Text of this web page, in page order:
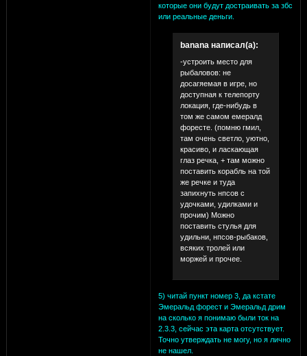
которые они будут достраивать за збс
или реальные деньги.
banana написал(а):
-устроить место для
рыбаловов: не
досагяемая в игре, но
доступная к телепорту
локация, где-нибудь в
том же самом емералд
форесте. (помню гмил,
там очень светло, уютно,
красиво, и ласкающая
глаз речка, + там можно
поставить корабль на той
же речке и туда
запихнуть нпсов с
удочками, удилками и
прочим) Можно
поставить стулья для
удильни, нпсов-рыбаков,
всяких тролей или
моржей и прочее.
5) читай пункт номер 3, да кстате
Эмеральд форест и Эмеральд дрим
на сколько я понимаю были ток на
2.3.3, сейчас эта карта отсутствует.
Точно утверждать не могу, но я лично
не нашел.